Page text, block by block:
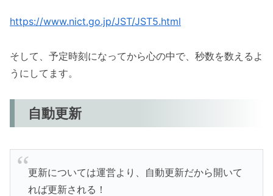
https://www.nict.go.jp/JST/JST5.html
そして、予定時刻になってから心の中で、秒数を数えるよ
うにしてます。
自動更新
更新については運営より、自動更新だから開いて
れば更新される！